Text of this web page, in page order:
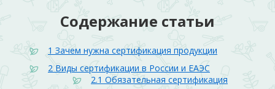
Содержание статьи
1 Зачем нужна сертификация продукции
2 Виды сертификации в России и ЕАЭС
2.1 Обязательная сертификация